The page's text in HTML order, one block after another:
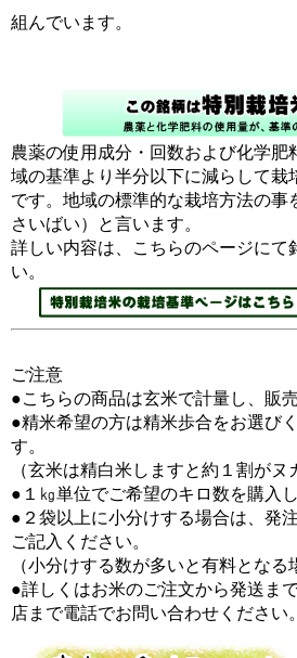
組んでいます。
農薬の使用成分・回数および化学肥
域の基準より半分以下に減らして栽
です。地域の標準的な栽培方法の事
さいばい）と言います。
詳しい内容は、こちらのページにて
い。
ご注意
●こちらの商品は玄米で計量し、販
●精米希望の方は精米歩合をお選び
す。
（玄米は精白米しますと約１割がヌ
●１㎏単位でご希望のキロ数を購入
●２袋以上に小分けする場合は、発
ご記入ください。
（小分けする数が多いと有料となる
●詳しくはお米のご注文から発送ま
店まで電話でお問い合わせください。